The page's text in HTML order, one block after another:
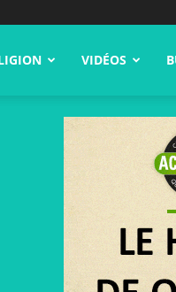
VIDÉOS